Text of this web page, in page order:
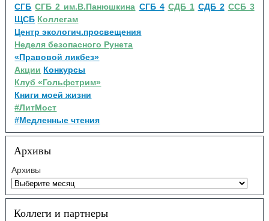
СГБ СГБ 2 им.В.Панюшкина СГБ 4 СДБ 1 СДБ 2 ССБ 3
ЩСБ Коллегам
Центр экологич.просвещения
Неделя безопасного Рунета
«Правовой ликбез»
Акции Конкурсы
Клуб «Гольфстрим»
Книги моей жизни
#ЛитМост
#Медленные чтения
Архивы
Архивы
Коллеги и партнеры